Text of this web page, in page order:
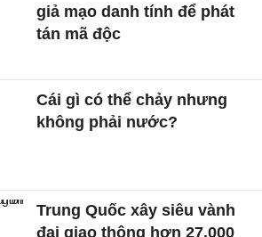
giả mạo danh tính để phát
tán mã độc
Cái gì có thể chảy nhưng
không phải nước?
Trung Quốc xây siêu vành
đai giao thông hơn 27.000